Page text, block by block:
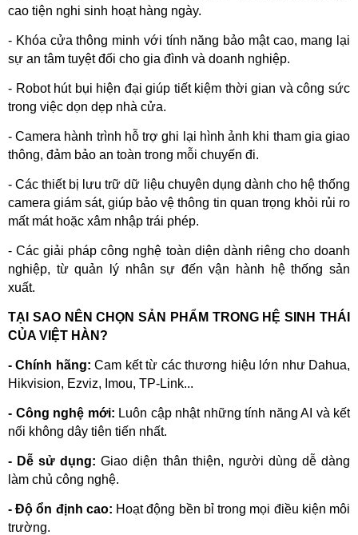
cao tiện nghi sinh hoạt hàng ngày.
- Khóa cửa thông minh với tính năng bảo mật cao, mang lại
sự an tâm tuyệt đối cho gia đình và doanh nghiệp.
- Robot hút bụi hiện đại giúp tiết kiệm thời gian và công sức
trong việc dọn dẹp nhà cửa.
- Camera hành trình hỗ trợ ghi lại hình ảnh khi tham gia giao
thông, đảm bảo an toàn trong mỗi chuyến đi.
- Các thiết bị lưu trữ dữ liệu chuyên dụng dành cho hệ thống
camera giám sát, giúp bảo vệ thông tin quan trọng khỏi rủi ro
mất mát hoặc xâm nhập trái phép.
- Các giải pháp công nghệ toàn diện dành riêng cho doanh
nghiệp, từ quản lý nhân sự đến vận hành hệ thống sản
xuất.
TẠI SAO NÊN CHỌN SẢN PHẨM TRONG HỆ SINH THÁI
CỦA VIỆT HÀN?
- Chính hãng: Cam kết từ các thương hiệu lớn như Dahua,
Hikvision, Ezviz, Imou, TP-Link...
- Công nghệ mới: Luôn cập nhật những tính năng AI và kết
nối không dây tiên tiến nhất.
- Dễ sử dụng: Giao diện thân thiện, người dùng dễ dàng
làm chủ công nghệ.
- Độ ổn định cao: Hoạt động bền bỉ trong mọi điều kiện môi
trường.